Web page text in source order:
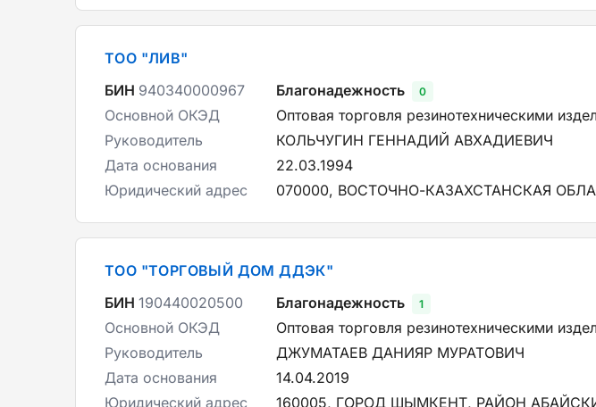
ТОО "ЛИВ"
БИН 940340000967 Благонадежность 0
Основной ОКЭД
Оптовая торговля резинотехническими
Руководитель
КОЛЬЧУГИН ГЕННАДИЙ АВХАДИЕВИЧ
Дата основания
22.03.1994
Юридический адрес
070000, ВОСТОЧНО-КАЗАХСТАНСКАЯ
ТОО "ТОРГОВЫЙ ДОМ ДДЭК"
БИН 190440020500 Благонадежность 1
Основной ОКЭД
Оптовая торговля резинотехническими
Руководитель
ДЖУМАТАЕВ ДАНИЯР МУРАТОВИЧ
Дата основания
14.04.2019
Юридический адрес
160005, ГОРОД ШЫМКЕНТ, РАЙОН